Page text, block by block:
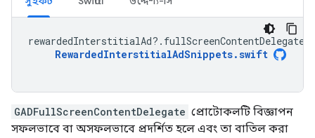
rewardedInterstitialAd?. fullScreenContentDelegate
RewardedInterstitialAdSnippets.swift
GADFullScreenContentDelegate প্রোটোকলটি বিজ্ঞাপন
সফলভাবে বা অসফলভাবে প্রদর্শিত হলে এবং তা বাতিল করা